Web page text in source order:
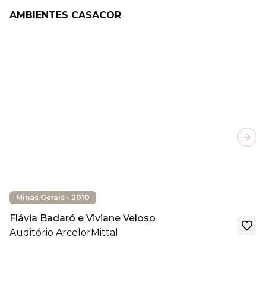
AMBIENTES CASACOR
Minas Gerais - 2010
Flávia Badaró e Viviane Veloso
Auditório ArcelorMittal